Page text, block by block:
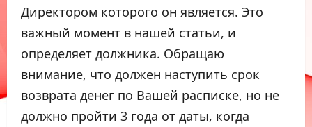
Директором которого он является. Это
важный момент в нашей статьи, и
определяет должника. Обращаю
внимание, что должен наступить срок
возврата денег по Вашей расписке, но не
должно пройти 3 года от даты, когда